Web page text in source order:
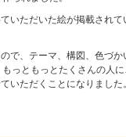
いただいた絵が掲載され
で、テーマ、構図、色づ
っともっとたくさんの人
いただくことになりました。